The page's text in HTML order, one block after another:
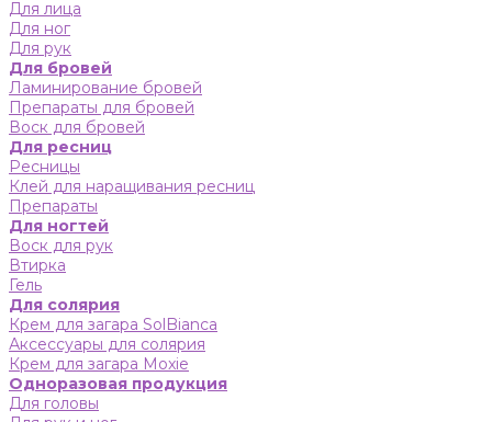
Для лица
Для ног
Для рук
Для бровей
Ламинирование бровей
Препараты для бровей
Воск для бровей
Для ресниц
Ресницы
Клей для наращивания ресниц
Препараты
Для ногтей
Воск для рук
Втирка
Гель
Для солярия
Крем для загара SolBianca
Аксессуары для солярия
Крем для загара Moxie
Одноразовая продукция
Для головы